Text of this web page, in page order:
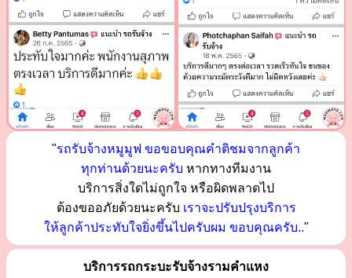
"รถรับจ้างหมูมูฟ ขอขอบคุณคำติชมจากลูกค้า
ทุกท่านด้วยนะครับ หากทางทีมงาน
บริการสิ่งใดไม่ถูกใจ หรือผิดพลาดไป
ต้องขออภัยด้วยนะครับ เราจะปรับปรุงบริการ
ให้ลูกค้าประทับใจยิ่งขึ้นไปครับผม ขอบคุณครับ.."
บริการรถกระบะรับจ้างรามคำแหง